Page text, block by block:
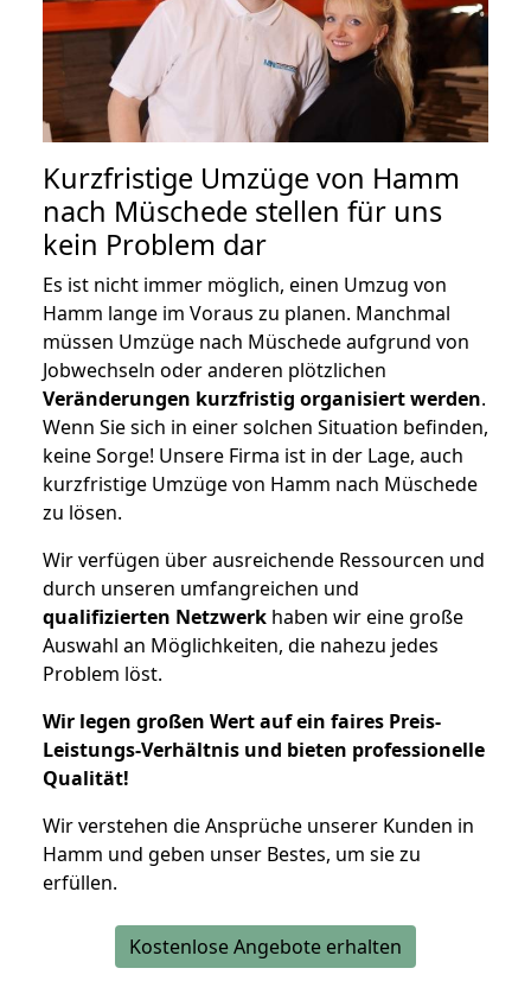
Kurzfristige Umzüge von Hamm
nach Müschede stellen für uns
kein Problem dar
Es ist nicht immer möglich, einen Umzug von
Hamm lange im Voraus zu planen. Manchmal
müssen Umzüge nach Müschede aufgrund von
Jobwechseln oder anderen plötzlichen
Veränderungen kurzfristig organisiert werden.
Wenn Sie sich in einer solchen Situation befinden,
keine Sorge! Unsere Firma ist in der Lage, auch
kurzfristige Umzüge von Hamm nach Müschede
zu lösen.
Wir verfügen über ausreichende Ressourcen und
durch unseren umfangreichen und
qualifizierten Netzwerk haben wir eine große
Auswahl an Möglichkeiten, die nahezu jedes
Problem löst.
Wir legen großen Wert auf ein faires Preis-
Leistungs-Verhältnis und bieten professionelle
Qualität!
Wir verstehen die Ansprüche unserer Kunden in
Hamm und geben unser Bestes, um sie zu
erfüllen.
Kostenlose Angebote erhalten